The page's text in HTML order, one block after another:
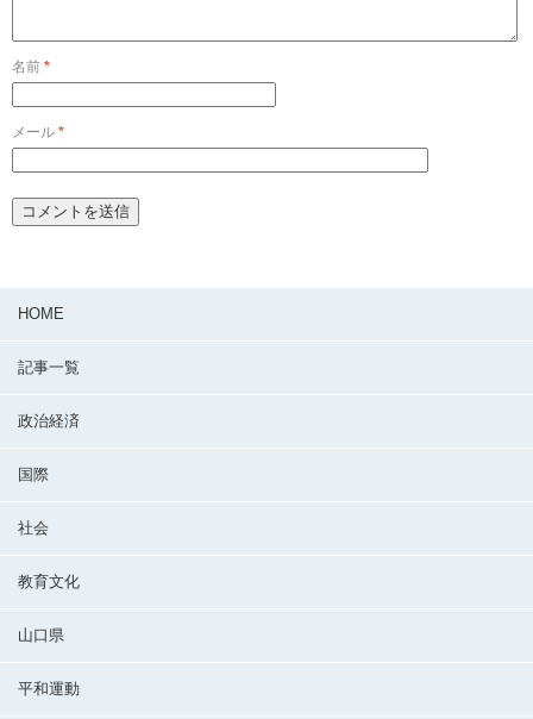
名前 *
メール *
HOME
記事一覧
政治経済
国際
社会
教育文化
山口県
平和運動